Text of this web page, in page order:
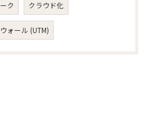
ク クラウド化
ォール (UTM)